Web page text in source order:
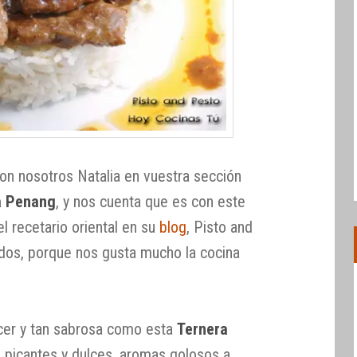
nosotros Natalia en vuestra sección
Penang, y nos cuenta que es con este
recetario oriental en su blog, Pisto and
porque nos gusta mucho la cocina
y tan sabrosa como estaTernera